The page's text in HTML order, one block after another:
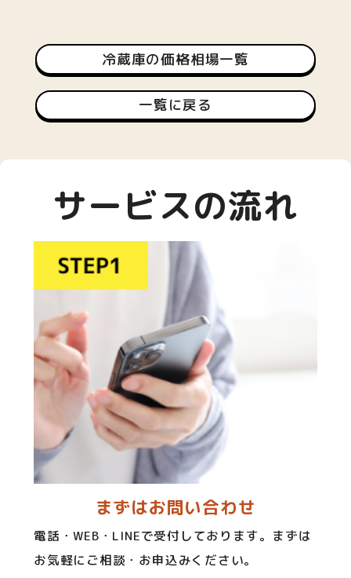
冷蔵庫の価格相場一覧
一覧に戻る
サービスの流れ
まずはお問い合わせ
電話・WEB・LINEで受付しております。まずは
お気軽にご相談・お申込みください。